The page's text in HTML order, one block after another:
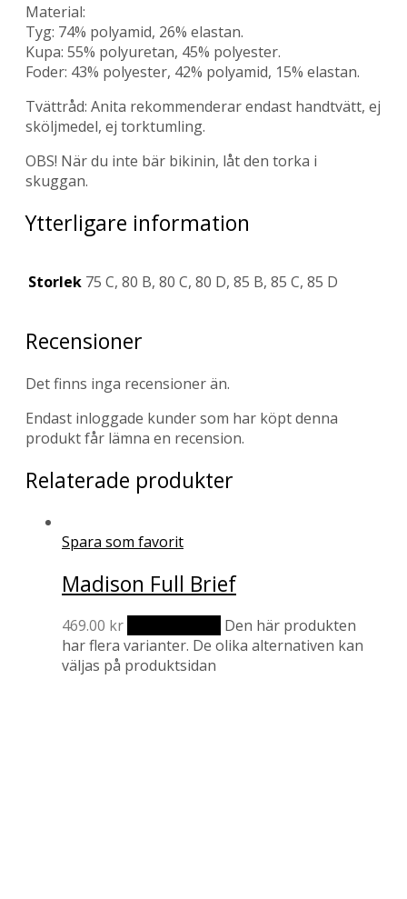
Material:
Tyg: 74% polyamid, 26% elastan.
Kupa: 55% polyuretan, 45% polyester.
Foder: 43% polyester, 42% polyamid, 15% elastan.
Tvättråd: Anita rekommenderar endast handtvätt, ej
sköljmedel, ej torktumling.
OBS! När du inte bär bikinin, låt den torka i
skuggan.
Ytterligare information
Storlek 75 C, 80 B, 80 C, 80 D, 85 B, 85 C, 85 D
Recensioner
Det finns inga recensioner än.
Endast inloggade kunder som har köpt denna
produkt får lämna en recension.
Relaterade produkter
Spara som favorit
Madison Full Brief
469.00 kr
Den här produkten
har flera varianter. De olika alternativen kan
väljas på produktsidan